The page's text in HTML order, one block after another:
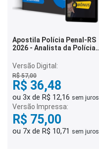
Apostila Polícia Penal-RS
2026 - Analista da Polícia
Versão Digital:
R$ 57,00
R$ 36,48
ou 3x de R$ 12,16 sem juros
Versão Impressa:
R$ 75,00
ou 7x de R$ 10,71 sem juros